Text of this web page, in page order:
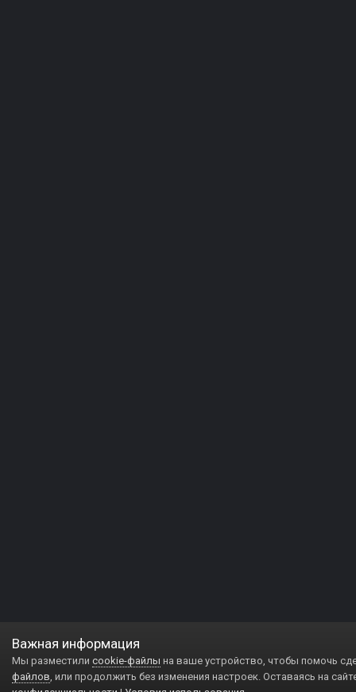
Важная информация
Мы разместили cookie-файлы на ваше устройство, чтобы помочь
файлов, или продолжить без изменения настроек. Оставаясь на